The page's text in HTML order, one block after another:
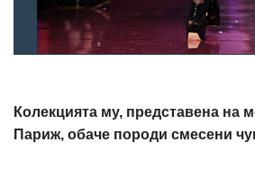
Колекцията му, представена на
Париж, обаче породи смесени